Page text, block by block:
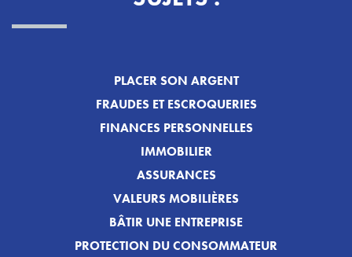
PLACER SON ARGENT
FRAUDES ET ESCROQUERIES
FINANCES PERSONNELLES
IMMOBILIER
ASSURANCES
VALEURS MOBILIÈRES
BÂTIR UNE ENTREPRISE
PROTECTION DU CONSOMMATEUR